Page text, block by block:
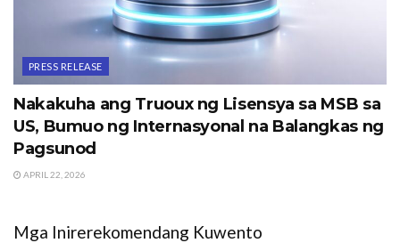
PRESS RELEASE
Nakakuha ang Truoux ng Lisensya sa MSB sa
US, Bumuo ng Internasyonal na Balangkas ng
Pagsunod
APRIL 22, 2026
Mga Inirerekomendang Kuwento